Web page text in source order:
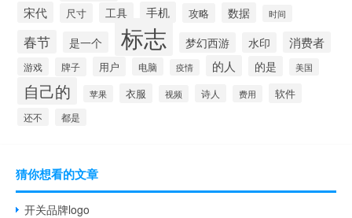
宋代 尺寸 工具 手机 攻略 数据 时间
春节 是一个 标志 梦幻西游 水印 消费者
游戏 牌子 用户 电脑 疫情 的人 的是 美国
自己的 苹果 衣服 视频 诗人 费用 软件
还不 都是
猜你想看的文章
开关品牌logo